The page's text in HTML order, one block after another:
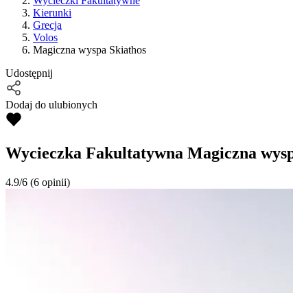
Kierunki
Grecja
Volos
Magiczna wyspa Skiathos
Udostępnij
Dodaj do ulubionych
Wycieczka Fakultatywna Magiczna
4.9/6 (6 opinii)